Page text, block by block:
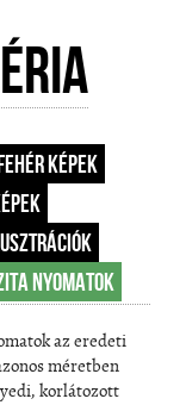
képek
nyomatok
az eredeti
méretben
korlátozott